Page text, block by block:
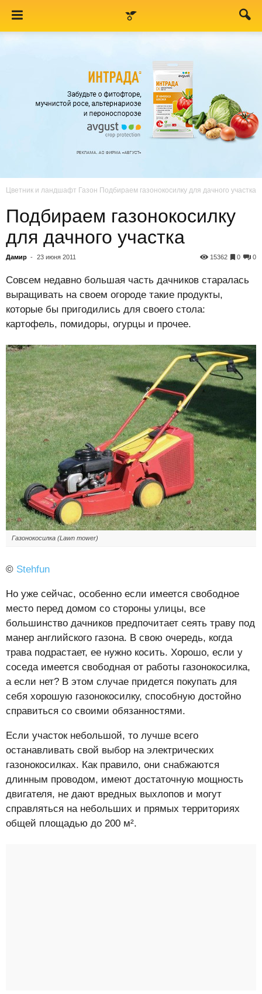
Цветник и ландшафт Газон Подбираем газонокосилку для дачного участка
Подбираем газонокосилку
для дачного участка
Дамир - 23 июня 2011 0
0
15362
Совсем недавно большая часть дачников старалась
выращивать на своем огороде такие продукты,
которые бы пригодились для своего стола:
картофель, помидоры, огурцы и прочее.
Газонокосилка (Lawn mower)
© Stehfun
Но уже сейчас, особенно если имеется свободное
место перед домом со стороны улицы, все
большинство дачников предпочитает сеять траву под
манер английского газона. В свою очередь, когда
трава подрастает, ее нужно косить. Хорошо, если у
соседа имеется свободная от работы газонокосилка,
а если нет? В этом случае придется покупать для
себя хорошую газонокосилку, способную достойно
справиться со своими обязанностями.
Если участок небольшой, то лучше всего
останавливать свой выбор на электрических
газонокосилках. Как правило, они снабжаются
длинным проводом, имеют достаточную мощность
двигателя, не дают вредных выхлопов и могут
справляться на небольших и прямых территориях
общей площадью до 200 м².